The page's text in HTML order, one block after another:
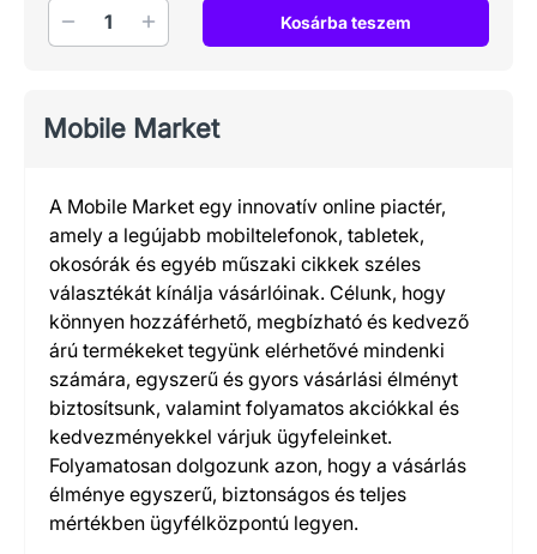
Mennyiség Kosárba teszem
Mobile Market
A Mobile Market egy innovatív online piactér,
amely a legújabb mobiltelefonok, tabletek,
okosórák és egyéb műszaki cikkek széles
választékát kínálja vásárlóinak. Célunk, hogy
könnyen hozzáférhető, megbízható és kedvező
árú termékeket tegyünk elérhetővé mindenki
számára, egyszerű és gyors vásárlási élményt
biztosítsunk, valamint folyamatos akciókkal és
kedvezményekkel várjuk ügyfeleinket.
Folyamatosan dolgozunk azon, hogy a vásárlás
élménye egyszerű, biztonságos és teljes
mértékben ügyfélközpontú legyen.